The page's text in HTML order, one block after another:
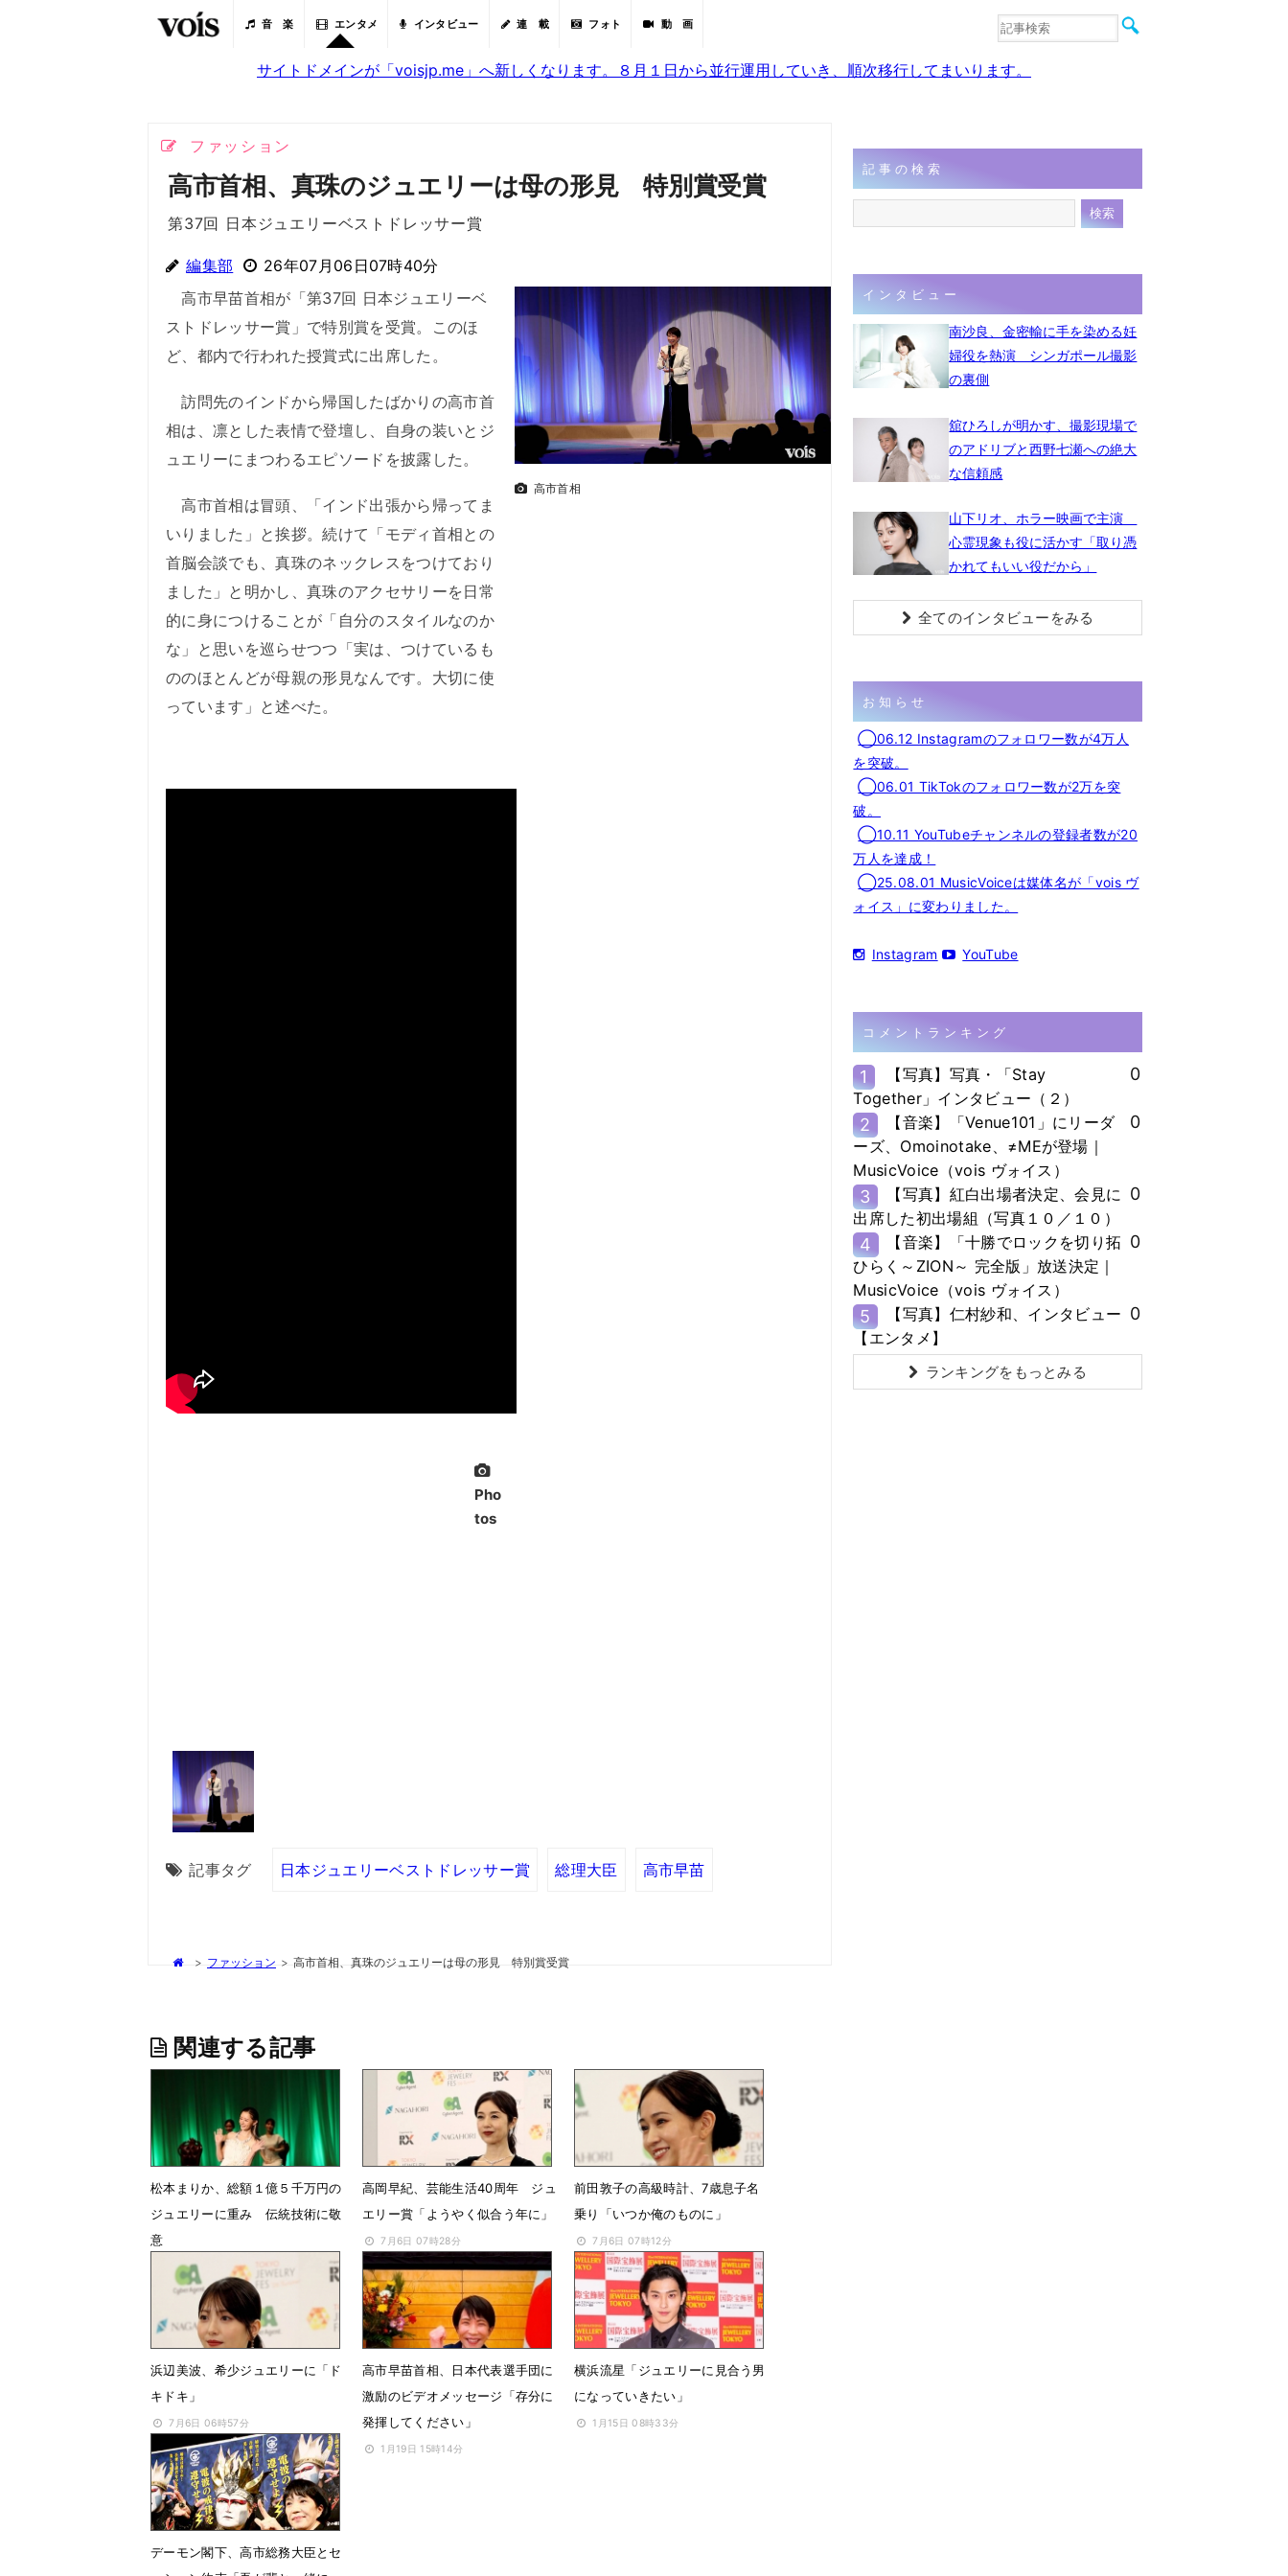
音 楽 エンタメ インタビュー 連 載 フォト 動 画
音楽
サイトドメインが「voisjp.me」へ新しくなります。８月１日から並行運用していき、順次移行してまいります。
ファッション
高市首相、真珠のジュエリーは母の形見 特別賞受賞
第37回 日本ジュエリーベストドレッサー賞
編集部 26年07月06日07時40分
高市首相
高市早苗首相が「第37回 日本ジュエリーベ
ストドレッサー賞」で特別賞を受賞。このほ
ど、都内で行われた授賞式に出席した。
訪問先のインドから帰国したばかりの高市首
相は、凛とした表情で登壇し、自身の装いとジ
ュエリーにまつわるエピソードを披露した。
高市首相は冒頭、「インド出張から帰ってま
いりました」と挨拶。続けて「モディ首相との
首脳会談でも、真珠のネックレスをつけており
ました」と明かし、真珠のアクセサリーを日常
的に身につけることが「自分のスタイルなのか
な」と思いを巡らせつつ「実は、つけているも
ののほとんどが母親の形見なんです。大切に使
っています」と述べた。
Pho
tos
記事タグ 日本ジュエリーベストドレッサー賞 総理大臣 高市早苗
> ファッション > 高市首相、真珠のジュエリーは母の形見 特別賞受賞
関連する記事
松本まりか、総額１億５千万円の
ジュエリーに重み 伝統技術に敬
意
7月6日 07時36分
高岡早紀、芸能生活40周年 ジュ
エリー賞「ようやく似合う年に」
7月6日 07時28分
前田敦子の高級時計、7歳息子名
乗り「いつか俺のものに」
7月6日 07時12分
浜辺美波、希少ジュエリーに「ド
キドキ」
7月6日 06時57分
高市早苗首相、日本代表選手団に
激励のビデオメッセージ「存分に
発揮してください」
1月19日 15時14分
横浜流星「ジュエリーに見合う男
になっていきたい」
1月15日 08時33分
デーモン閣下、高市総務大臣とセ
記事の検索
インタビュー
南沙良、金密輸に手を染める妊
婦役を熱演 シンガポール撮影
の裏側
舘ひろしが明かす、撮影現場で
のアドリブと西野七瀬への絶大
な信頼感
山下リオ、ホラー映画で主演
心霊現象も役に活かす「取り憑
かれてもいい役だから」
全てのインタビューをみる
お知らせ
◯06.12 Instagramのフォロワー数が4万人
を突破。
◯06.01 TikTokのフォロワー数が2万を突
破。
◯10.11 YouTubeチャンネルの登録者数が20
万人を達成！
◯25.08.01 MusicVoiceは媒体名が「vois ヴ
ォイス」に変わりました。
Instagram YouTube
コメントランキング
1
【写真】写真・「Stay
Together」インタビュー（２）
0
2
【音楽】「Venue101」にリーダ
ーズ、Omoinotake、≠MEが登場｜
MusicVoice（vois ヴォイス）
0
3
【写真】紅白出場者決定、会見に
出席した初出場組（写真１０／１０）
0
4
【音楽】「十勝でロックを切り拓
ひらく～ZION～ 完全版」放送決定｜
MusicVoice（vois ヴォイス）
0
5
【写真】仁村紗和、インタビュー
【エンタメ】
0
ランキングをもっとみる